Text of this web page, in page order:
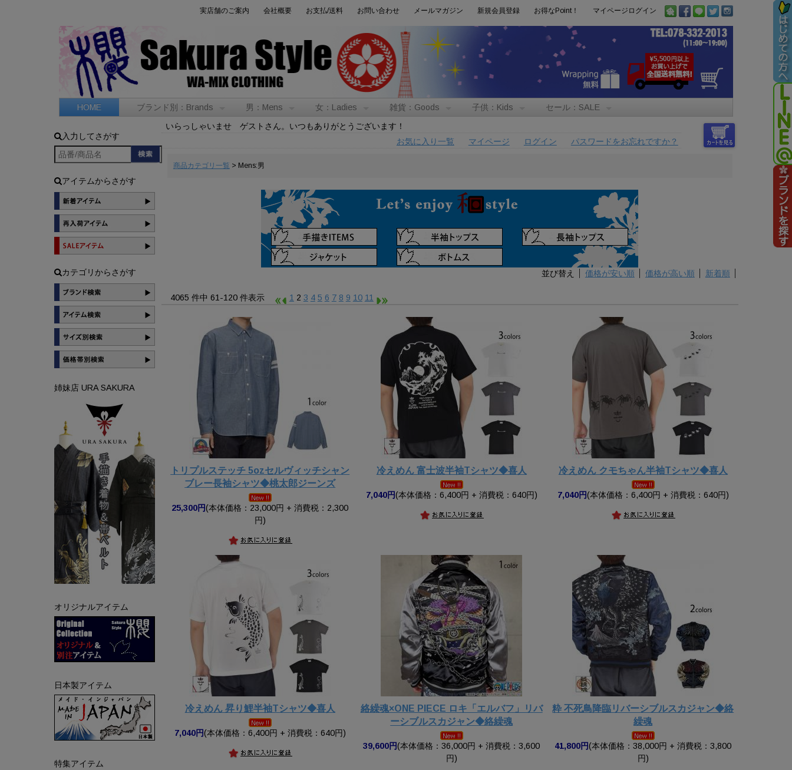
実店舗のご案内 会社概要 お支払/送料 お問い合わせ メールマガジン 新規会員登録 お得なPoint！ マイページログイン
HOME ブランド別：Brands 男：Mens 女：Ladies 雑貨：Goods 子供：Kids セール：SALE
入力してさがす
アイテムからさがす
カテゴリからさがす
姉妹店 URA SAKURA
オリジナルアイテム
日本製アイテム
特集アイテム
いらっしゃいませ ゲストさん。いつもありがとうございます！
お気に入り一覧
マイページ ログイン パスワードをお忘れですか？
商品カテゴリ一覧 > Mens:男
並び替え 価格が安い順 価格が高い順 新着順
4065 件中 61-120 件表示 1 2 3 4 5 6 7 8 9 10 11
トリプルステッチ 5ozセルヴィッチシャン
ブレー長袖シャツ◆桃太郎ジーンズ
25,300円(本体価格：23,000円 + 消費税：2,300
円)
冷えめん 富士波半袖Tシャツ◆喜人
7,040円(本体価格：6,400円 + 消費税：640円)
冷えめん クモちゃん半袖Tシャツ◆喜人
7,040円(本体価格：6,400円 + 消費税：640円)
冷えめん 昇り鯉半袖Tシャツ◆喜人
7,040円(本体価格：6,400円 + 消費税：640円)
絡繰魂×ONE PIECE ロキ「エルバフ」リバ
ーシブルスカジャン◆絡繰魂
39,600円(本体価格：36,000円 + 消費税：3,600
円)
粋 不死鳥降臨リバーシブルスカジャン◆絡
繰魂
41,800円(本体価格：38,000円 + 消費税：3,800
円)